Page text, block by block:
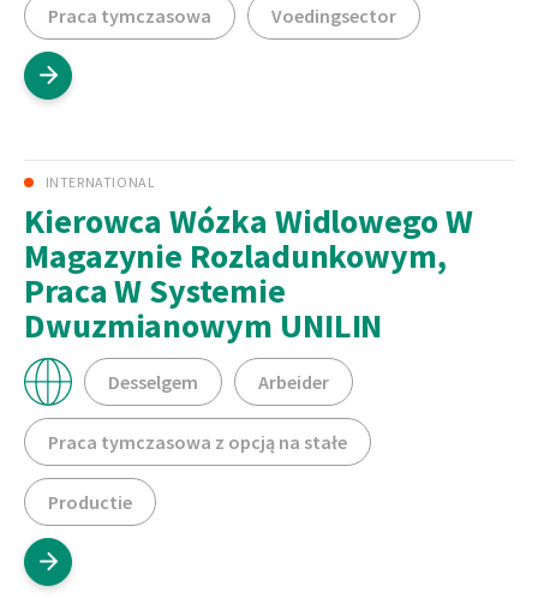
Praca tymczasowa Voedingsector
INTERNATIONAL
Kierowca Wózka Widlowego W
Magazynie Rozladunkowym,
Praca W Systemie
Dwuzmianowym UNILIN
Desselgem Arbeider
Praca tymczasowa z opcją na stałe
Productie